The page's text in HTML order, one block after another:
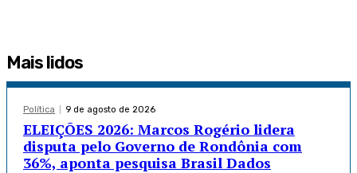
Mais lidos
Política 9 de agosto de 2026
ELEIÇÕES 2026: Marcos Rogério lidera
disputa pelo Governo de Rondônia com
36%, aponta pesquisa Brasil Dados